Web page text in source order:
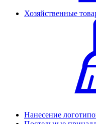
Хозяйственные
Нанесение